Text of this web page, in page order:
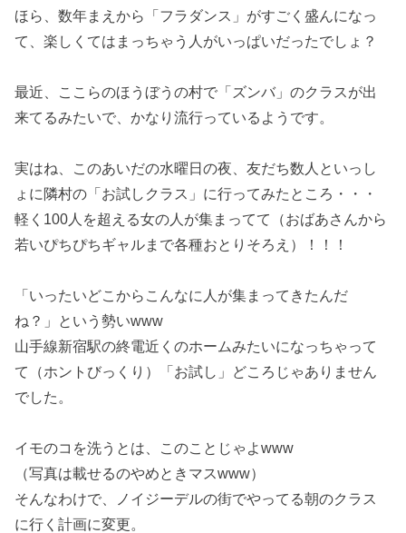
ほら、数年まえから「フラダンス」がすごく盛んになっ
て、楽しくてはまっちゃう人がいっぱいだったでしょ？
最近、ここらのほうぼうの村で「ズンバ」のクラスが出
来てるみたいで、かなり流行っているようです。
実はね、このあいだの水曜日の夜、友だち数人といっし
ょに隣村の「お試しクラス」に行ってみたところ・・・
軽く100人を超える女の人が集まってて（おばあさんから
若いぴちぴちギャルまで各種おとりそろえ）！！！
「いったいどこからこんなに人が集まってきたんだ
ね？」という勢いwww
山手線新宿駅の終電近くのホームみたいになっちゃって
て（ホントびっくり）「お試し」どころじゃありません
でした。
イモのコを洗うとは、このことじゃよwww
（写真は載せるのやめときマスwww）
そんなわけで、ノイジーデルの街でやってる朝のクラス
に行く計画に変更。